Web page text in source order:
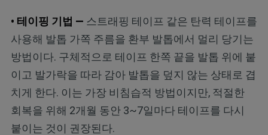
• 테이핑 기법 — 스트래핑 테이프 같은 탄력 테이프를
사용해 발톱 가쪽 주름을 환부 발톱에서 멀리 당기는
방법이다. 구체적으로 테이프 한쪽 끝을 발톱 위에 붙
이고 발가락을 따라 감아 발톱을 덮지 않는 상태로 겹
치게 한다. 이는 가장 비침습적 방법이지만, 적절한
회복을 위해 2개월 동안 3~7일마다 테이프를 다시
붙이는 것이 권장된다.